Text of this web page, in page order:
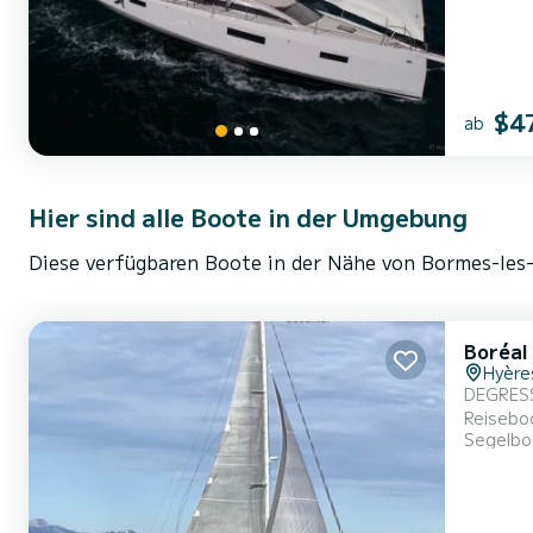
ab
Hier sind alle Boote in der Umgebung
Diese verfügbaren Boote in der Nähe von Bormes-
Boréal
DEGRESSIVE
Reiseboot,
Preis je